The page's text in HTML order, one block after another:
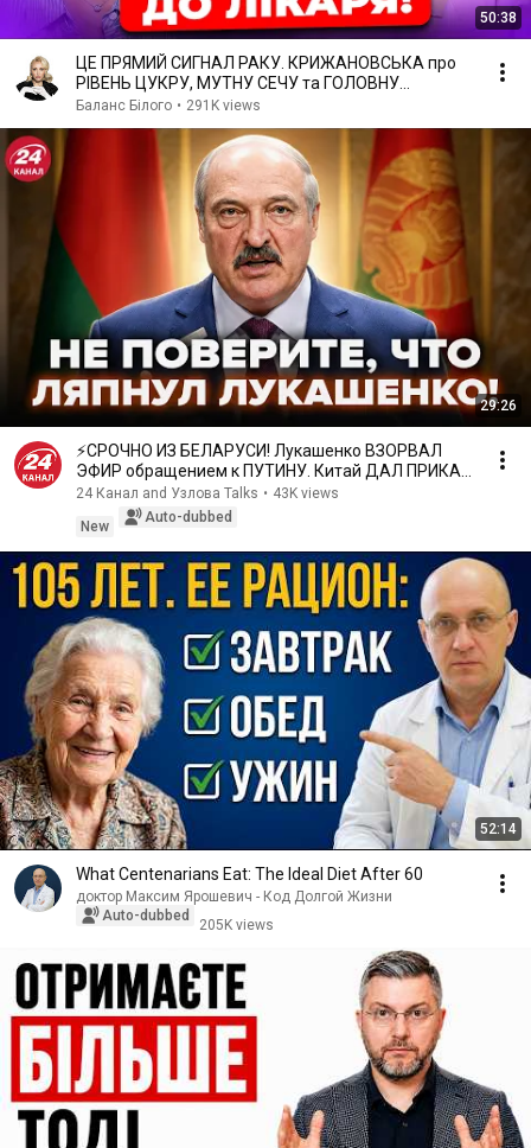
50:38
ЦЕ ПРЯМИЙ СИГНАЛ РАКУ. КРИЖАНОВСЬКА про
РІВЕНЬ ЦУКРУ, МУТНУ СЕЧУ та ГОЛОВНУ
ХВОРОБУ ЛЮДСТВА
Баланс Білого • 291K views
29:26
⚡СРОЧНО ИЗ БЕЛАРУСИ! Лукашенко ВЗОРВАЛ
ЭФИР обращением к ПУТИНУ. Китай ДАЛ ПРИКАЗ
по "СВО". ЛАТУШКО
24 Канал and Узлова Talks • 43K views
New
Auto-dubbed
52:14
What Centenarians Eat: The Ideal Diet After 60
доктор Максим Ярошевич - Код Долгой Жизни
Auto-dubbed
205K views